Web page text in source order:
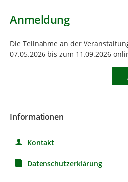
Anmeldung
Die Teilnahme an der
07.05.2026 bis zum 11.09.2026
Informationen
Kontakt
Datenschutzerklärung